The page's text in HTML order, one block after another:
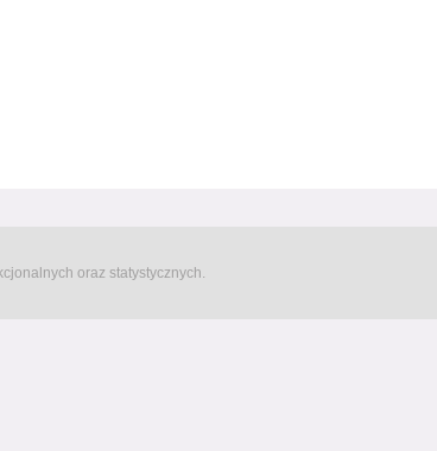
oraz statystycznych.